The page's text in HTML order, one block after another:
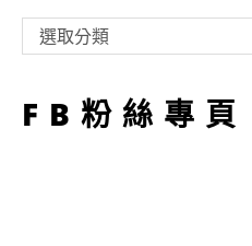
型
選取分類
FB粉絲專頁